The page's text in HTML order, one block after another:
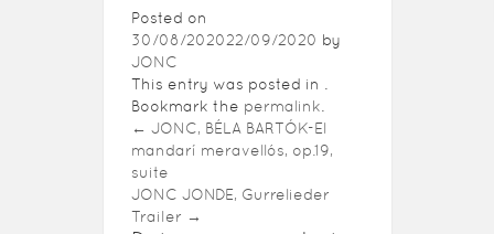
Posted on
30/08/202022/09/2020 by
JONC
This entry was posted in .
Bookmark the permalink
← JONC, BÉLA BARTÓK-El
mandarí meravellós, op.19,
suite
JONC JONDE, Gurrelieder
Trailer →